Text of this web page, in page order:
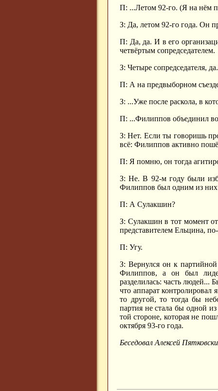
П: ...Летом 92-го. (Я на нём
З: Да, летом 92-го года. Он
П: Да, да. И в его
четвёртым сопредседателем.
З: Четыре сопредседателя,
П: А на предвыборном
З: ...Уже после раскола, в
П: ...Филиппов объединил
З: Нет. Если ты говоришь
всё: Филиппов активно
П: Я помню, он тогда
З: Не. В 92-м году были
Филиппов был одним из
П: А Сулакшин?
З: Сулакшин в тот момент
представителем Ельцина,
П: Угу.
З: Вернулся он к партийной
Филиппов, а он был
разделилась: часть
что аппарат
то другой, то тогда бы
партия не стала бы одной
той стороне, которая не
октября 93-го года.
Беседовал Алексей